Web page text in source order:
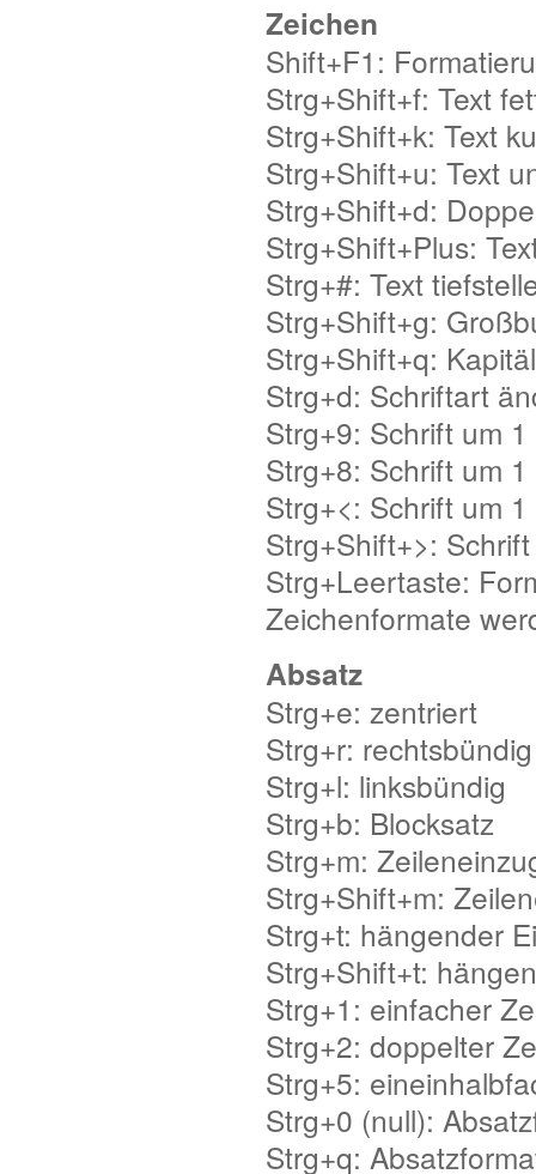
Zeichen
Shift+F1:
Strg+Shift+f: Text
Strg+Shift+k: Text
Strg+Shift+u: Text
Strg+Shift+d:
Strg+Shift+Plus:
Strg+#: Text
Strg+Shift+g:
Strg+Shift+q:
Strg+d: Schriftart
Strg+9: Schrift um
Strg+8: Schrift um
Strg+<: Schrift um
Strg+Shift+>:
Strg+Leertaste:
Zeichenformate
Absatz
Strg+e: zentriert
Strg+r: rechtsbündig
Strg+l: linksbündig
Strg+b: Blocksatz
Strg+m:
Strg+Shift+m:
Strg+t: hängender
Strg+Shift+t:
Strg+1: einfacher
Strg+2: doppelter
Strg+5:
Strg+0 (null):
Strg+q: